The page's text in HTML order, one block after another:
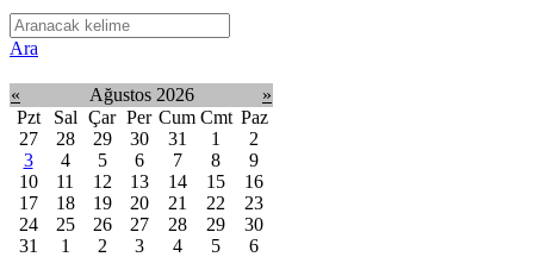
Ara
« Ağustos 2026
»
Pzt
Sal Çar Per Cum Cmt Paz
27
28 29 30 31 1
2
3
4 5 6 7 8
9
10
11 12 13 14 15
16
17
18 19 20 21 22
23
24
25 26 27 28 29
30
31
1 2 3 4 5 6